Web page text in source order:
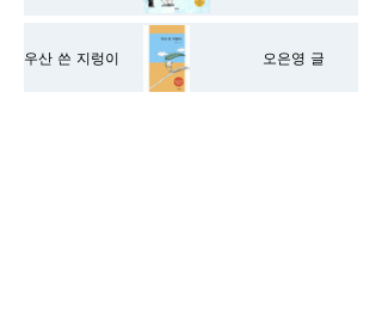
우산 쓴 지렁이 오은영 글